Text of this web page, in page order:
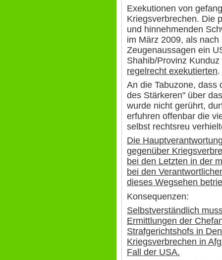
Exekutionen von
Kriegsverbrechen. Die
und hinnehmenden
im März 2009, als
Zeugenaussagen ein
Shahib/Provinz
regelrecht exekutierten.
An die Tabuzone, dass
des Stärkeren" über
wurde nicht gerührt,
erfuhren offenbar die
selbst rechtsreu
Die
gegenüber
bei den Letzten in der
bei den
dieses Wegsehen
Konsequenzen:
Selbstverständlich
Ermittlungen der
Strafgerichtshofs in
Kriegsverbrechen in
Fall der USA.